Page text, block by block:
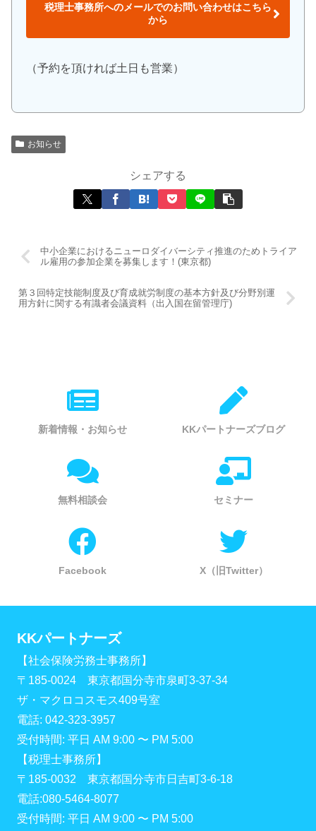
税理士事務所へのメールでのお問い合わせはこちら
から
（予約を頂ければ土日も営業）
お知らせ
シェアする
中小企業におけるニューロダイバーシティ推進のためトライア
ル雇用の参加企業を募集します！(東京都)
第３回特定技能制度及び育成就労制度の基本方針及び分野別運
用方針に関する有識者会議資料（出入国在留管理庁)
新着情報・お知らせ KKパートナーズブログ
無料相談会 セミナー
Facebook X（旧Twitter）
KKパートナーズ
【社会保険労務士事務所】
〒185-0024 東京都国分寺市泉町3-37-34
ザ・マクロコスモス409号室
電話: 042-323-3957
受付時間: 平日 AM 9:00 〜 PM 5:00
【税理士事務所】
〒185-0032 東京都国分寺市日吉町3-6-18
電話:080-5464-8077
受付時間: 平日 AM 9:00 〜 PM 5:00